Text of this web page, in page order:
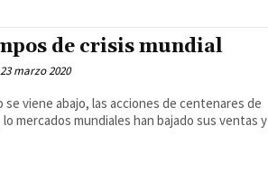
de crisis mundial
23 marzo 2020
se viene abajo, las acciones de centenares de
mercados mundiales han bajado sus ventas y